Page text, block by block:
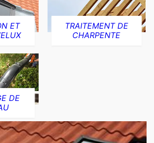
ET
TRAITEMENT DE
CHARPENTE
DE